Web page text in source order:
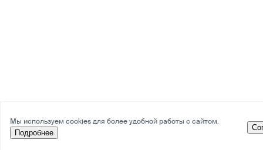
Мы используем cookies для более удобной работы с сайтом.
Подробнее